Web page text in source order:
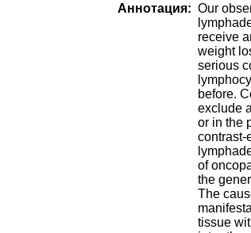
Аннотация: Our
receive
weight
serious
before.
exclude
or in the
contrast-
of
the
The
tissue